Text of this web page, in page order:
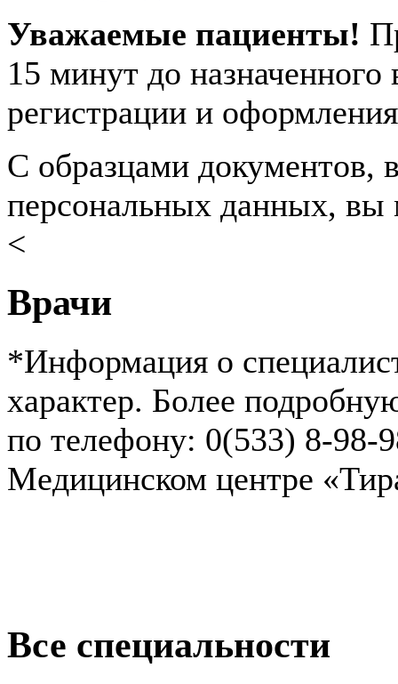
Уважаемые пациенты!
15 минут до
регистрации и
С образцами документов,
персональных данных, вы
<
Врачи
*Информация о
характер. Более
по телефону: 0(533) 8-98-
Медицинском центре
Все специальности